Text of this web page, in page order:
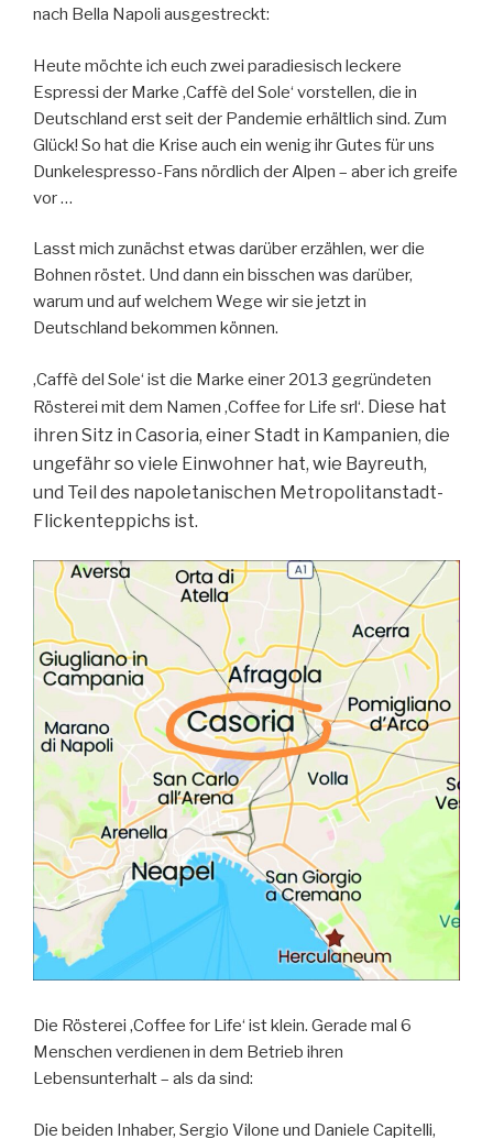
nach Bella Napoli ausgestreckt:
Heute möchte ich euch zwei paradiesisch leckere
Espressi der Marke ‚Caffè del Sole‘ vorstellen, die in
Deutschland erst seit der Pandemie erhältlich sind. Zum
Glück! So hat die Krise auch ein wenig ihr Gutes für uns
Dunkelespresso-Fans nördlich der Alpen – aber ich greife
vor …
Lasst mich zunächst etwas darüber erzählen, wer die
Bohnen röstet. Und dann ein bisschen was darüber,
warum und auf welchem Wege wir sie jetzt in
Deutschland bekommen können.
‚Caffè del Sole‘ ist die Marke einer 2013 gegründeten
Rösterei mit dem Namen ‚Coffee for Life srl‘. Diese hat
ihren Sitz in Casoria, einer Stadt in Kampanien, die
ungefähr so viele Einwohner hat, wie Bayreuth,
und Teil des napoletanischen Metropolitanstadt-
Flickenteppichs ist.
Die Rösterei ‚Coffee for Life‘ ist klein. Gerade mal 6
Menschen verdienen in dem Betrieb ihren
Lebensunterhalt – als da sind:
Die beiden Inhaber, Sergio Vilone und Daniele Capitelli,